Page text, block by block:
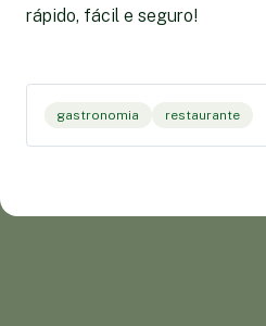
rápido, fácil e seguro!
gastronomia restaurante